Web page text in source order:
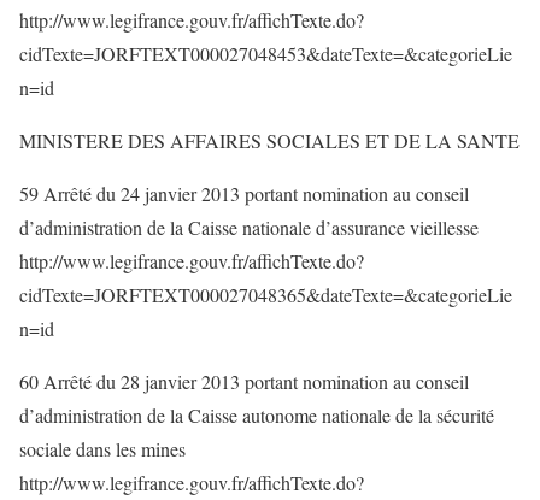
http://www.legifrance.gouv.fr/affichTexte.do?
cidTexte=JORFTEXT000027048453&dateTexte=&categorieLie
n=id
MINISTERE DES AFFAIRES SOCIALES ET DE LA SANTE
59 Arrêté du 24 janvier 2013 portant nomination au conseil
d’administration de la Caisse nationale d’assurance vieillesse
http://www.legifrance.gouv.fr/affichTexte.do?
cidTexte=JORFTEXT000027048365&dateTexte=&categorieLie
n=id
60 Arrêté du 28 janvier 2013 portant nomination au conseil
d’administration de la Caisse autonome nationale de la sécurité
sociale dans les mines
http://www.legifrance.gouv.fr/affichTexte.do?